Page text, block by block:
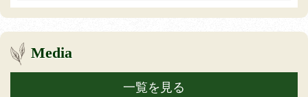
Media
一覧を見る